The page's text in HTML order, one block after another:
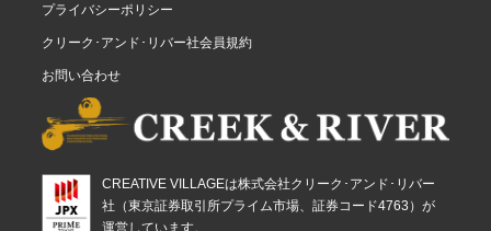
プライバシーポリシー
クリーク･アンド･リバー社会員規約
お問い合わせ
CREATIVE VILLAGEは株式会社クリーク･アンド･リバー
社（東京証券取引所プライム市場、証券コード4763）が
運営しています。